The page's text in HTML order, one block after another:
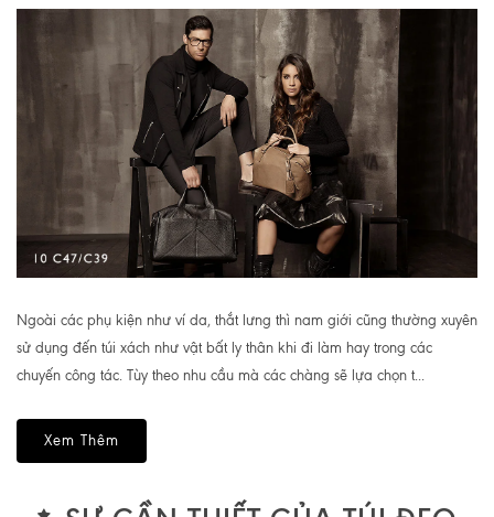
Ngoài các phụ kiện như ví da, thắt lưng thì nam giới cũng thường xuyên
sử dụng đến túi xách như vật bất ly thân khi đi làm hay trong các
chuyến công tác. Tùy theo nhu cầu mà các chàng sẽ lựa chọn t...
Xem Thêm